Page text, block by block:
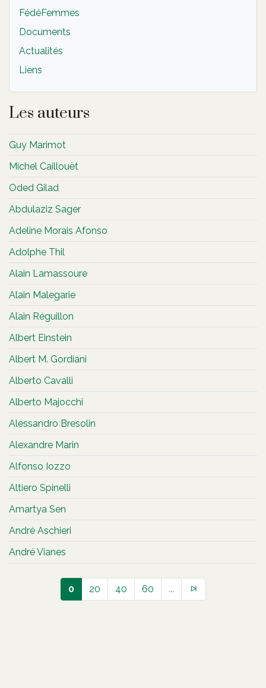
FédéFemmes
Documents
Actualités
Liens
Les auteurs
Guy Marimot
Michel Caillouët
Oded Gilad
Abdulaziz Sager
Adeline Morais Afonso
Adolphe Thil
Alain Lamassoure
Alain Malegarie
Alain Réguillon
Albert Einstein
Albert M. Gordiani
Alberto Cavalli
Alberto Majocchi
Alessandro Bresolin
Alexandre Marin
Alfonso Iozzo
Altiero Spinelli
Amartya Sen
André Aschieri
André Vianes
0 20 40 60 ...